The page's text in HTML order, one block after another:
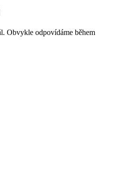
Obvykle odpovídáme během